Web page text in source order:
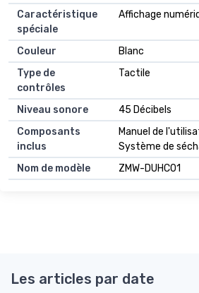
Caractéristique
spéciale
Affichage
Couleur
Blanc
Type de
contrôles
Tactile
Niveau sonore
45 Décibels
Composants
inclus
Manuel de
Système de
Nom de modèle
ZMW-DUHC01
Les articles par date